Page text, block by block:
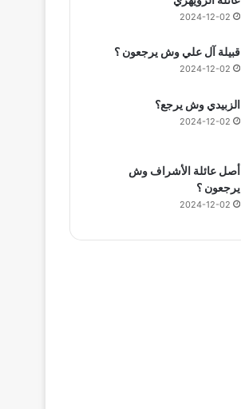
2024-12-02
قبيلة آل علي وش يرجعون ؟
2024-12-02
الزبيدي وش يرجع؟
2024-12-02
أصل عائلة الأشراف وش
يرجعون ؟
2024-12-02